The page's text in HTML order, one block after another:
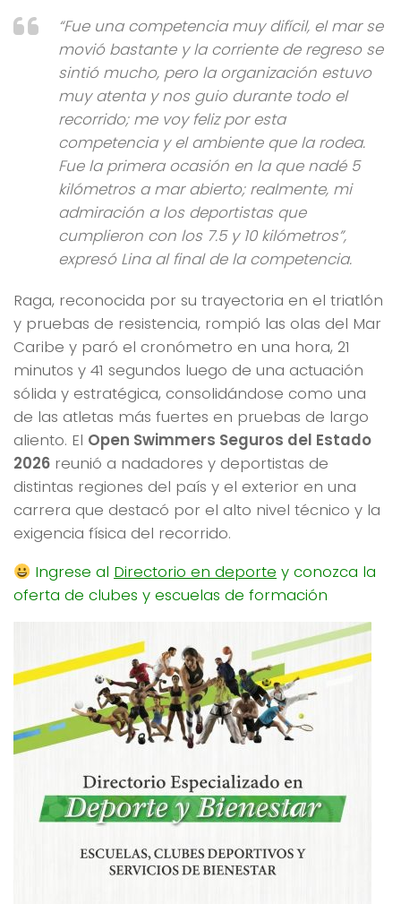
“Fue una competencia muy difícil, el mar se
movió bastante y la corriente de regreso se
sintió mucho, pero la organización estuvo
muy atenta y nos guio durante todo el
recorrido; me voy feliz por esta
competencia y el ambiente que la rodea.
Fue la primera ocasión en la que nadé 5
kilómetros a mar abierto; realmente, mi
admiración a los deportistas que
cumplieron con los 7.5 y 10 kilómetros”,
expresó Lina al final de la competencia.
Raga, reconocida por su trayectoria en el triatlón
y pruebas de resistencia, rompió las olas del Mar
Caribe y paró el cronómetro en una hora, 21
minutos y 41 segundos luego de una actuación
sólida y estratégica, consolidándose como una
de las atletas más fuertes en pruebas de largo
aliento. El Open Swimmers Seguros del Estado
2026 reunió a nadadores y deportistas de
distintas regiones del país y el exterior en una
carrera que destacó por el alto nivel técnico y la
exigencia física del recorrido.
Ingrese al Directorio en deporte y conozca la
oferta de clubes y escuelas de formación